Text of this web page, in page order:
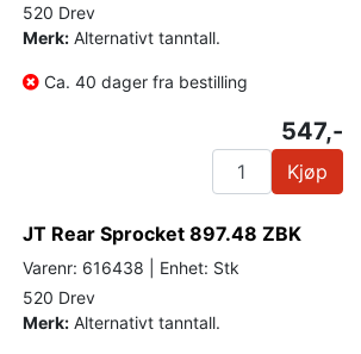
520 Drev
Merk: Alternativt tanntall.
Ca. 40 dager fra bestilling
547,-
Kjøp
JT Rear Sprocket 897.48 ZBK
Varenr: 616438 | Enhet: Stk
520 Drev
Merk: Alternativt tanntall.